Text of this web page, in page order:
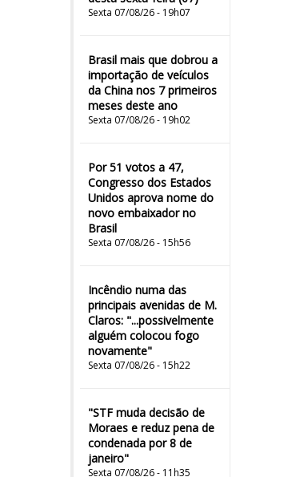
Sexta 07/08/26 - 19h07
Brasil mais que dobrou a
importação de veículos
da China nos 7 primeiros
meses deste ano
Sexta 07/08/26 - 19h02
Por 51 votos a 47,
Congresso dos Estados
Unidos aprova nome do
novo embaixador no
Brasil
Sexta 07/08/26 - 15h56
Incêndio numa das
principais avenidas de M.
Claros: "...possivelmente
alguém colocou fogo
novamente"
Sexta 07/08/26 - 15h22
"STF muda decisão de
Moraes e reduz pena de
condenada por 8 de
janeiro"
Sexta 07/08/26 - 11h35